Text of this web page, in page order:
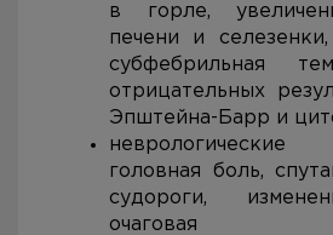
в горле,
печени и селезенки,
субфебрильная
отрицательных
Эпштейна-Барр и
головная боль,
судороги,
очаговая